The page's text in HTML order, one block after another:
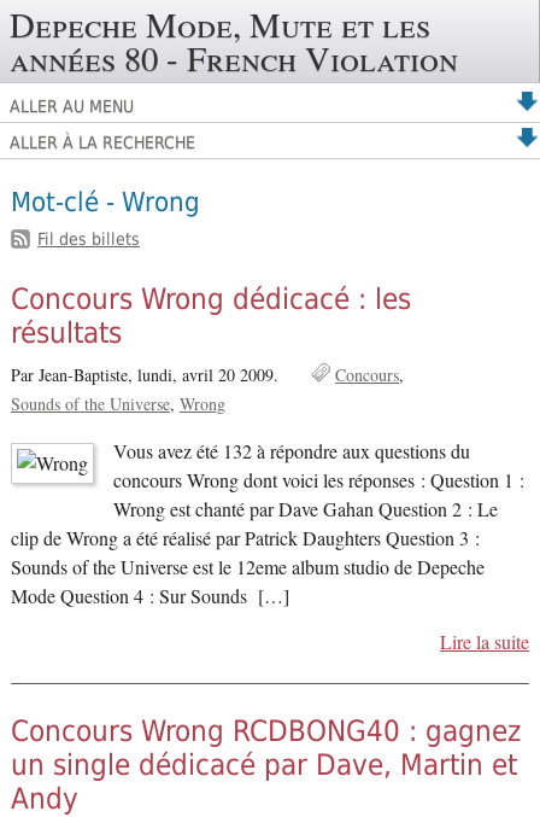
Depeche Mode, Mute et les
années 80 - French Violation
ALLER AU MENU
ALLER À LA RECHERCHE
Mot-clé - Wrong
Fil des billets
Concours Wrong dédicacé : les
résultats
Par Jean-Baptiste, lundi, avril 20 2009.
Concours
Sounds of the Universe Wrong
Vous avez été 132 à répondre aux questions du
concours Wrong dont voici les réponses : Question 1 :
Wrong est chanté par Dave Gahan Question 2 : Le
clip de Wrong a été réalisé par Patrick Daughters Question 3 :
Sounds of the Universe est le 12eme album studio de Depeche
Mode Question 4 : Sur Sounds […]
Lire la suite
Concours Wrong RCDBONG40 : gagnez
un single dédicacé par Dave, Martin et
Andy